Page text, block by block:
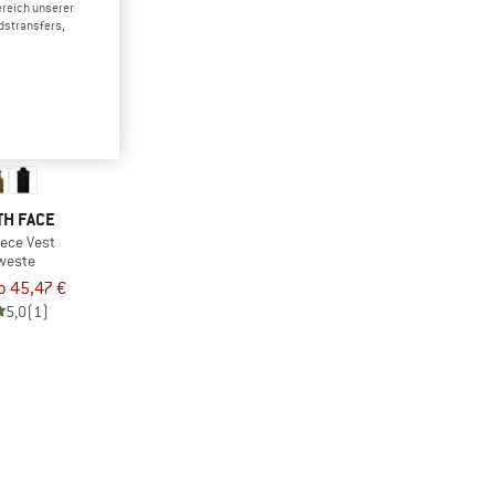
FACE
Vest
45,47 €
5,0(1)
unserer